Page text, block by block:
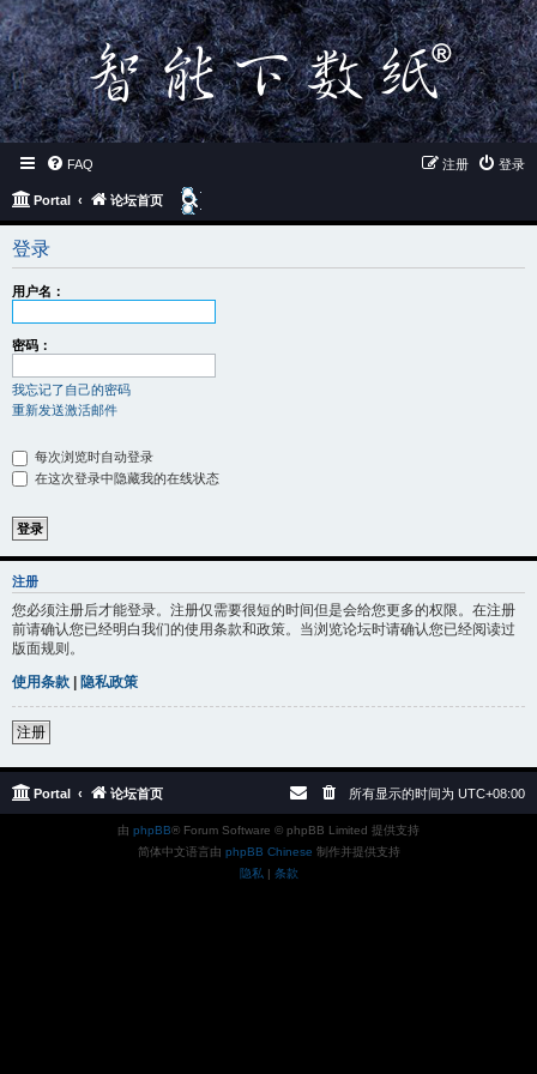
FAQ 登录
注册
Portal 论坛首页
索
登录
用户名：
密码：
我忘记了自己的密码
重新发送激活邮件
每次浏览时自动登录
在这次登录中隐藏我的在线状态
注册
您必须注册后才能登录。注册仅需要很短的时间但是会给您更多的权限。在注册
前请确认您已经明白我们的使用条款和政策。当浏览论坛时请确认您已经阅读过
版面规则。
使用条款 | 隐私政策
注册
Portal 论坛首页 所有显示的时间为 UTC+08:00
由 phpBB® Forum Software © phpBB Limited 提供支持
简体中文语言由 phpBB Chinese 制作并提供支持
隐私 | 条款